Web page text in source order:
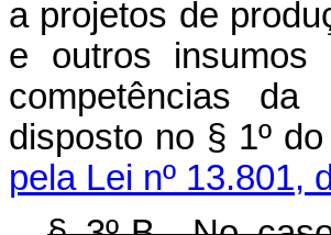
a projetos de
e outros
competências
disposto no §
pela Lei nº 13.801,